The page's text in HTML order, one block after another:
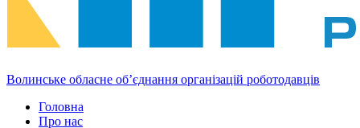
Волинське обласне об’єднання організацій роботодавців
Головна
Про нас